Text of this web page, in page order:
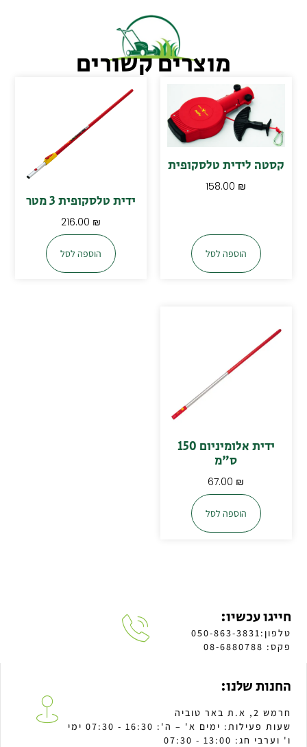
מוצרים קשורים
קסטה לידית טלסקופית
158.00 ₪
הוספה לסל
ידית טלסקופית 3 מטר
216.00 ₪
הוספה לסל
ידית אלומיניום 150
ס"מ
67.00 ₪
הוספה לסל
חייגו עכשיו:
טלפון:050-863-3831
פקס: 08-6880788
החנות שלנו:
חרמש 2, א.ת באר טוביה
שעות פעילות: ימים א' – ה': 16:30 - 07:30 ימי
ו' וערבי חג: 13:00 - 07:30